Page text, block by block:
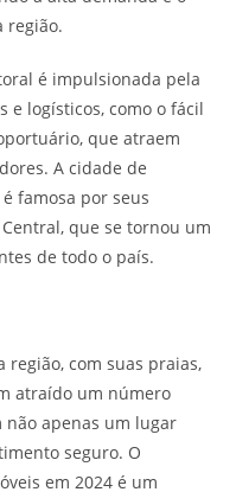
região.
é impulsionada pela
e logísticos, como o fácil
que atraem
A cidade de
famosa por seus
que se tornou um
de todo o país.
região, com suas praias,
atraído um número
não apenas um lugar
seguro. O
em 2024 é um